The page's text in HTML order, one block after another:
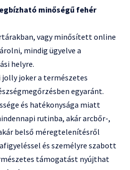
minőségű fehér
vagy minősített online
mindig ügyelve a
helyre.
joker a természetes
egyaránt.
és hatékonysága miatt
rutinba, akár arcbőr-,
belső méregtelenítésről
és személyre szabott
támogatást nyújthat